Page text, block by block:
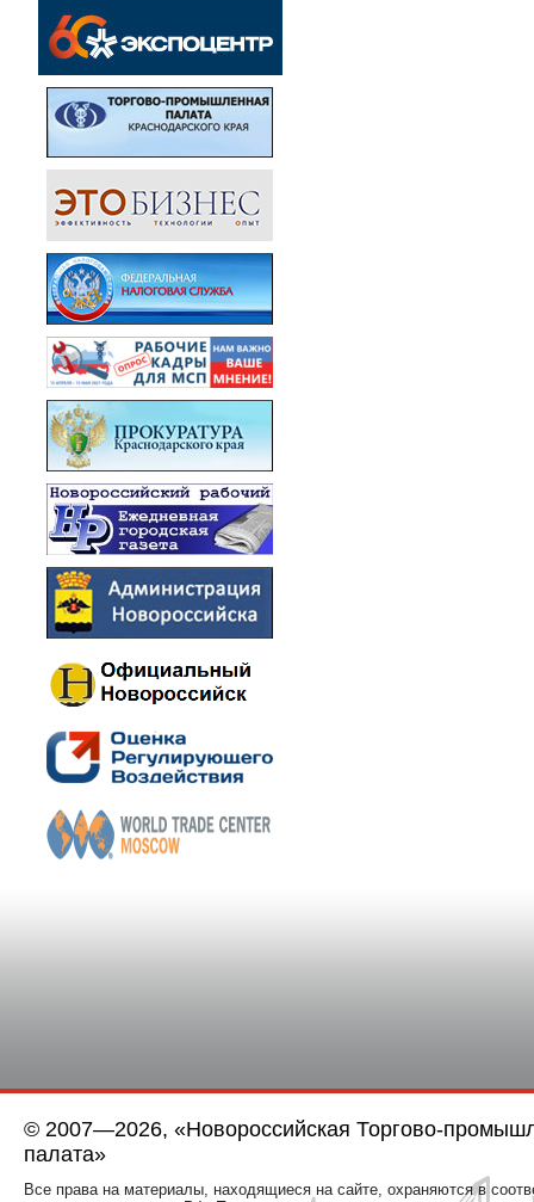
© 2007—2026, «Новороссийская Торгово-
палата»
Все права на материалы, находящиеся на сайте, охраняются в